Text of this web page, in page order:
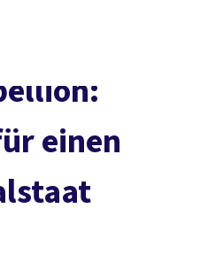
Service
Mitmachen
einen